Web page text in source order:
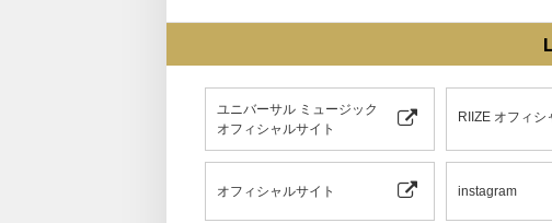
ユニバーサル ミュージック
オフィシャルサイト
RIIZE オフィシ
オフィシャルサイト instagram